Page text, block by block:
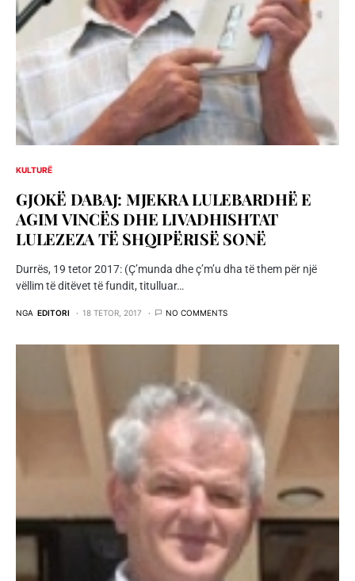
KULTURË
GJOKË DABAJ: MJEKRA LULEBARDHË E
AGIM VINCËS DHE LIVADHISHTAT
LULEZEZA TË SHQIPËRISË SONË
Durrës, 19 tetor 2017: (Ç’munda dhe ç’m’u dha të them për një
vëllim të ditëvet të fundit, titulluar…
NGA EDITORI 18 TETOR, 2017 NO COMMENTS